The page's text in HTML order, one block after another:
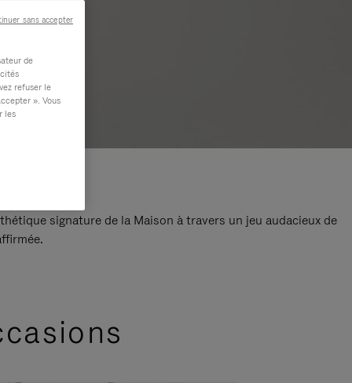
signature de la Maison à travers un jeu audacieux de
de
refuser le
». Vous
les
sans accepter